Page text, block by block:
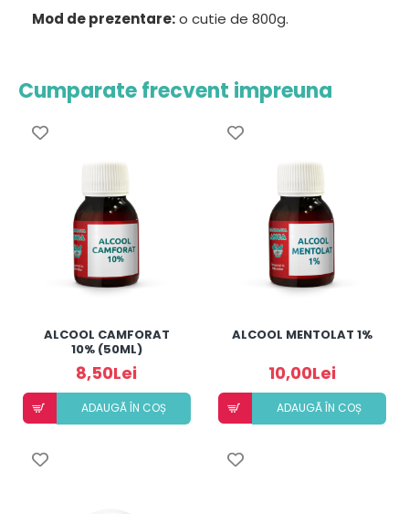
Mod de prezentare:o cutie de 800g.
Cumparate frecvent impreuna
ALCOOL CAMFORAT
10% (50ML)
8,50Lei
ADAUGÃ ÎN COȘ
ALCOOL MENTOLAT 1%
10,00Lei
ADAUGÃ ÎN COȘ